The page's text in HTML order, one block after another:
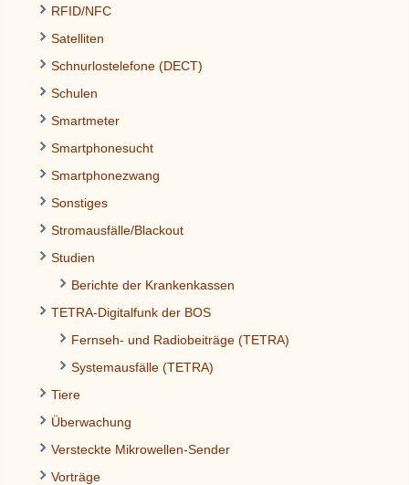
RFID/NFC
Satelliten
Schnurlostelefone (DECT)
Schulen
Smartmeter
Smartphonesucht
Smartphonezwang
Sonstiges
Stromausfälle/Blackout
Studien
Berichte der Krankenkassen
TETRA-Digitalfunk der BOS
Fernseh- und Radiobeiträge (TETRA)
Systemausfälle (TETRA)
Tiere
Überwachung
Versteckte Mikrowellen-Sender
Vorträge